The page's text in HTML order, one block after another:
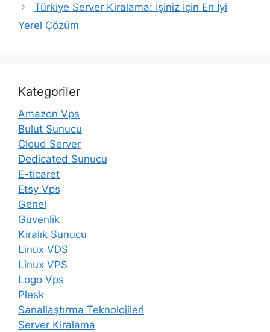
Türkiye Server Kiralama: İşiniz İçin En İyi
Yerel Çözüm
Kategoriler
Amazon Vps
Bulut Sunucu
Cloud Server
Dedicated Sunucu
E-ticaret
Etsy Vps
Genel
Güvenlik
Kiralık Sunucu
Linux VDS
Linux VPS
Logo Vps
Plesk
Sanallaştırma Teknolojileri
Server Kiralama